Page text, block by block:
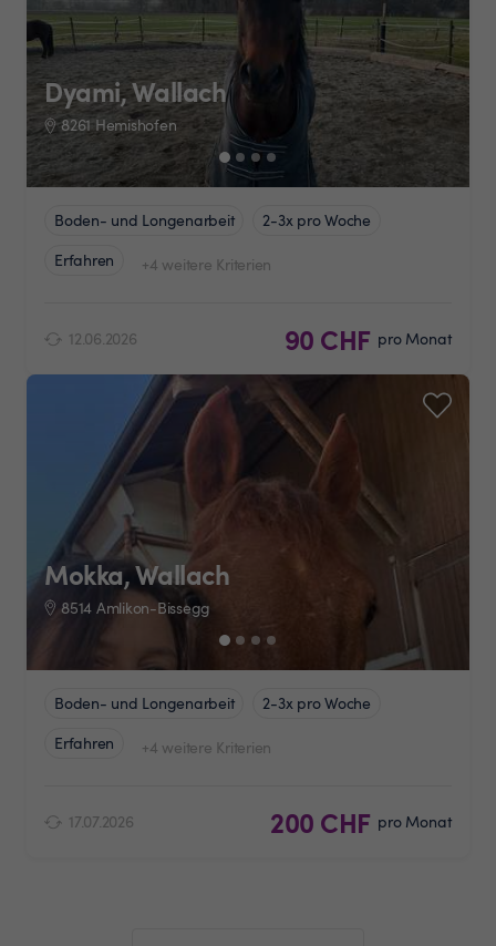
Dyami, Wallach
8261 Hemishofen
Boden- und Longenarbeit
2-3x pro Woche
Erfahren
+4 weitere Kriterien
12.06.2026 90 CHF pro Monat
Mokka, Wallach
8514 Amlikon-Bissegg
Boden- und Longenarbeit
2-3x pro Woche
Erfahren
+4 weitere Kriterien
17.07.2026 200 CHF pro Monat